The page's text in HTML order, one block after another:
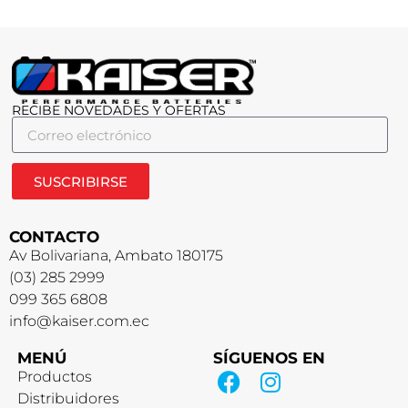
RECIBE NOVEDADES Y OFERTAS
SUSCRIBIRSE
CONTACTO
Av Bolivariana, Ambato 180175
(03) 285 2999
099 365 6808
info@kaiser.com.ec
MENÚ
Productos
Distribuidores
SÍGUENOS EN